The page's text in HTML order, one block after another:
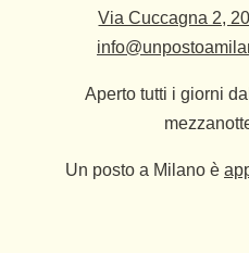
Via Cuccagna 2,
Aperto tutti i giorni
Un posto a Milano è